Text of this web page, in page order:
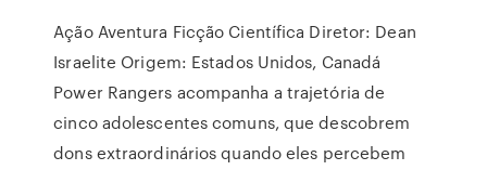
Ação Aventura Ficção Científica Diretor: Dean
Israelite Origem: Estados Unidos, Canadá
Power Rangers acompanha a trajetória de
cinco adolescentes comuns, que descobrem
dons extraordinários quando eles percebem